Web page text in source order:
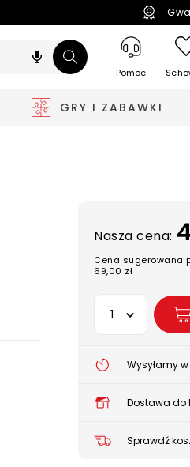
Pomoc
GRY I ZABAWKI
Nasza cena:
Cena sugerowana
69,00 zł
Wybierz opcję
Wysyłamy
Dostawa do
Sprawdź